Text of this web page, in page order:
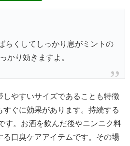
らくしてしっかり息がミントの
かり効きますよ。
しやすいサイズであることも特徴
ぐに効果があります。持続する
す。お酒を飲んだ後やニンニク料
る口臭ケアアイテムです。その場